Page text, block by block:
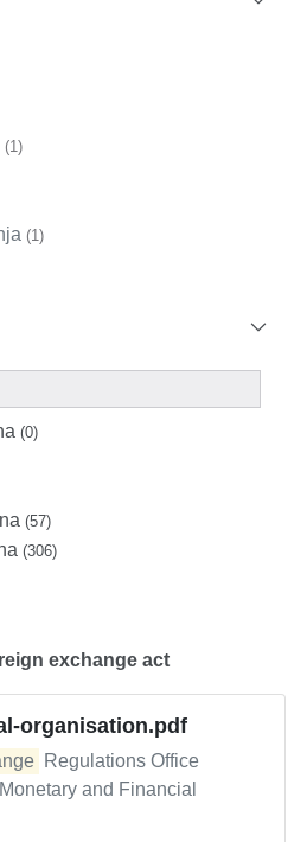
(1)
(1)
(0)
(57)
(306)
exchange act
organisation.pdf
Regulations Office
and Financial